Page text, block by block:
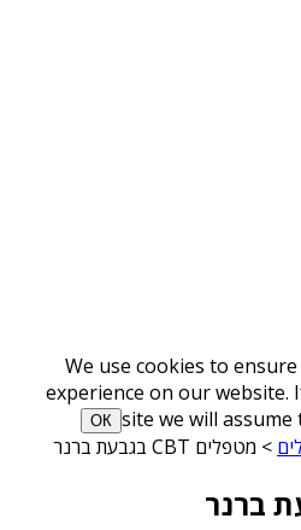
We use cookies to
experience on our website.
site we will
ОК
> מטפלים CBT בגבעת ברנר